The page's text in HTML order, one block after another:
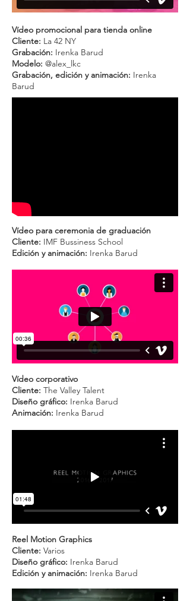
Vídeo promocional para tienda online
Cliente: La 42 NY
Grabación: Irenka Barud
Modelo: @alex_lkc
Grabación, edición y animación: Irenka
Barud
Vídeo para ceremonia de graduación
Cliente: IMF Bussiness School
Edición y animación: Irenka Barud
Reel Motion Graphics
Cliente: Varios
Diseño gráfico: Irenka Barud
Edición y animación: Irenka Barud
Vídeo corporativo
Cliente: The Valley Talent
Diseño gráfico: Irenka Barud
Animación: Irenka Barud